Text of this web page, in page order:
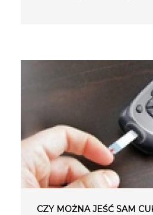
CZY MOŻNA JEŚĆ SAM